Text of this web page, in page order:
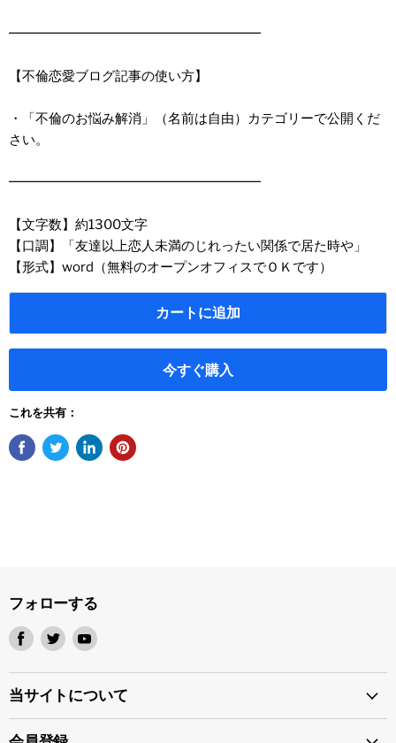
━━━━━━━━━━━━━━━━━━━
【不倫恋愛ブログ記事の使い方】
・「不倫のお悩み解消」（名前は自由）カテゴリーで公開くだ
さい。
━━━━━━━━━━━━━━━━━━━
【文字数】約1300文字
【口調】「友達以上恋人未満のじれったい関係で居た時や」
【形式】word（無料のオープンオフィスでＯＫです）
カートに追加
今すぐ購入
これを共有：
フォローする
Facebook
見
つ
て
Twitter
見
つ
て
Youtube
見
つ
当サイトについて